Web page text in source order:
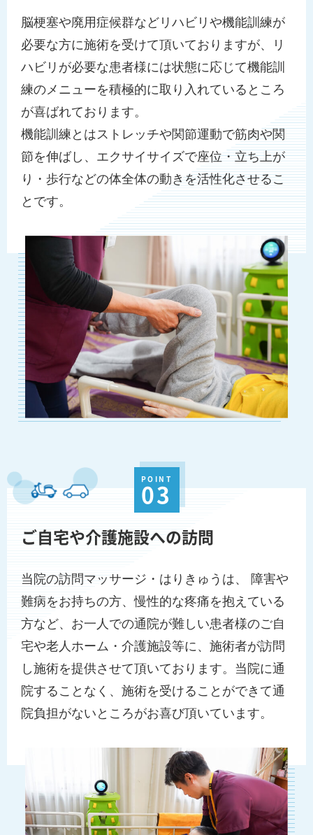
脳梗塞や廃用症候群などリハビリや機能訓練が
必要な方に施術を受けて頂いておりますが、リ
ハビリが必要な患者様には状態に応じて機能訓
練のメニューを積極的に取り入れているところ
が喜ばれております。
機能訓練とはストレッチや関節運動で筋肉や関
節を伸ばし、エクサイサイズで座位・立ち上が
り・歩行などの体全体の動きを活性化させるこ
とです。
POINT
03
ご自宅や介護施設への訪問
当院の訪問マッサージ・はりきゅうは、 障害や
難病をお持ちの方、慢性的な疼痛を抱えている
方など、お一人での通院が難しい患者様のご自
宅や老人ホーム・介護施設等に、施術者が訪問
し施術を提供させて頂いております。当院に通
院することなく、施術を受けることができて通
院負担がないところがお喜び頂いています。